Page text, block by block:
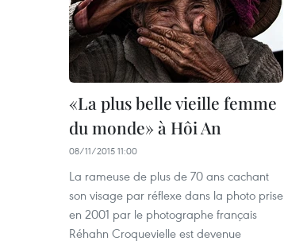
«La plus belle vieille femme
du monde» à Hôi An
08/11/2015 11:00
La rameuse de plus de 70 ans cachant
son visage par réflexe dans la photo prise
en 2001 par le photographe français
Réhahn Croquevielle est devenue